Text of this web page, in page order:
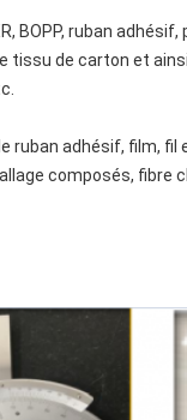
BOPP, ruban
tissu de carton et
ruban adhésif, film, fil
composés, fibre